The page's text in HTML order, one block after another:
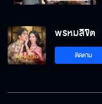
พรหมลิขิต
ติดตาม